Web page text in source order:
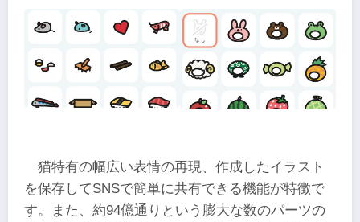
猫特有の幅広い表情の再現、作成したイラスト
を保存してSNSで簡単に共有できる機能が特徴で
す。また、約94億通りという膨大な数のパーツの